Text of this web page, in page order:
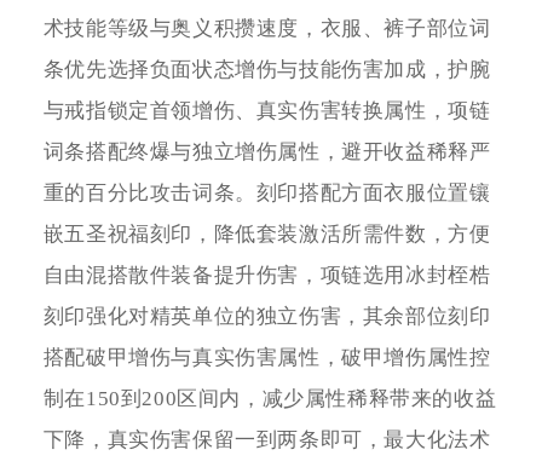
术技能等级与奥义积攒速度，衣服、裤子部位词
条优先选择负面状态增伤与技能伤害加成，护腕
与戒指锁定首领增伤、真实伤害转换属性，项链
词条搭配终爆与独立增伤属性，避开收益稀释严
重的百分比攻击词条。刻印搭配方面衣服位置镶
嵌五圣祝福刻印，降低套装激活所需件数，方便
自由混搭散件装备提升伤害，项链选用冰封桎梏
刻印强化对精英单位的独立伤害，其余部位刻印
搭配破甲增伤与真实伤害属性，破甲增伤属性控
制在150到200区间内，减少属性稀释带来的收益
下降，真实伤害保留一到两条即可，最大化法术